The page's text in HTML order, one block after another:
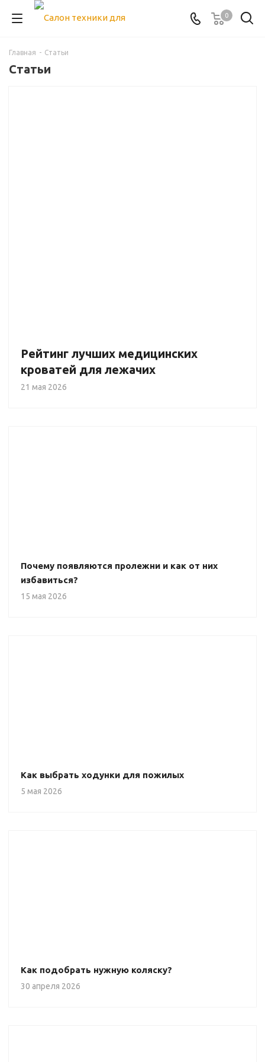
0
Главная - Статьи
Статьи
Рейтинг лучших медицинских
кроватей для лежачих
21 мая 2026
Почему появляются пролежни и как от них
избавиться?
15 мая 2026
Как выбрать ходунки для пожилых
5 мая 2026
Как подобрать нужную коляску?
30 апреля 2026